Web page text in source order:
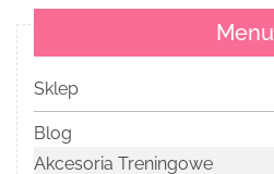
Menu
Sklep
Blog
Akcesoria Treningowe